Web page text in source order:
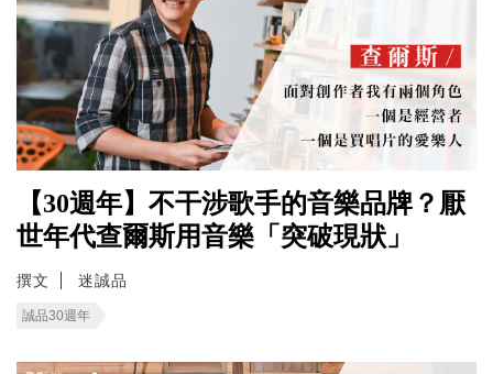
【30週年】不干涉歌手的音樂品牌？厭
世年代查爾斯用音樂「突破現狀」
撰文 迷誠品
誠品30週年